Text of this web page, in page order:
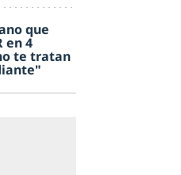
que
en 4
te tratan